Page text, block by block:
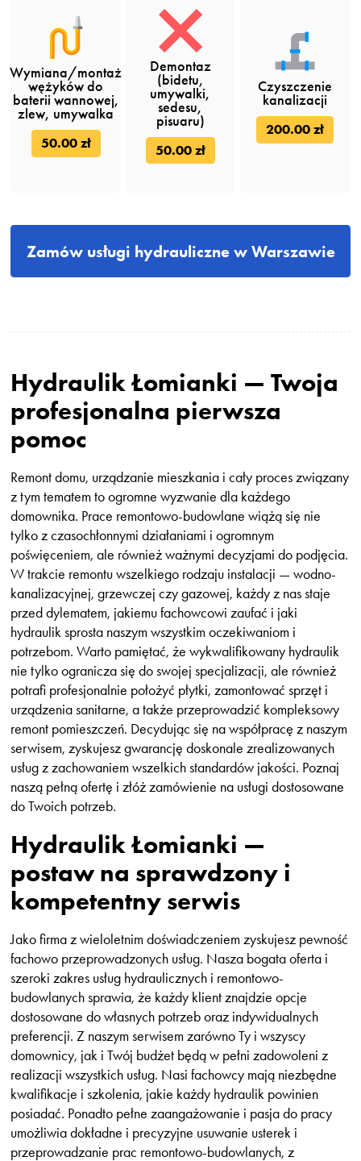
Wymiana/montaż
wężyków do
baterii wannowej,
zlew, umywalka
50.00 zł
Demontaz
(bidetu,
umywalki,
sedesu,
pisuaru)
50.00 zł
Czyszczenie
kanalizacji
200.00 zł
Zamów usługi hydrauliczne w Warszawie
Hydraulik Łomianki — Twoja
profesjonalna pierwsza
pomoc
Remont domu, urządzanie mieszkania i cały proces związany
z tym tematem to ogromne wyzwanie dla każdego
domownika. Prace remontowo-budowlane wiążą się nie
tylko z czasochłonnymi działaniami i ogromnym
poświęceniem, ale również ważnymi decyzjami do podjęcia.
W trakcie remontu wszelkiego rodzaju instalacji — wodno-
kanalizacyjnej, grzewczej czy gazowej, każdy z nas staje
przed dylematem, jakiemu fachowcowi zaufać i jaki
hydraulik sprosta naszym wszystkim oczekiwaniom i
potrzebom. Warto pamiętać, że wykwalifikowany hydraulik
nie tylko ogranicza się do swojej specjalizacji, ale również
potrafi profesjonalnie położyć płytki, zamontować sprzęt i
urządzenia sanitarne, a także przeprowadzić kompleksowy
remont pomieszczeń. Decydując się na współpracę z naszym
serwisem, zyskujesz gwarancję doskonale zrealizowanych
usług z zachowaniem wszelkich standardów jakości. Poznaj
naszą pełną ofertę i złóż zamówienie na usługi dostosowane
do Twoich potrzeb.
Hydraulik Łomianki —
postaw na sprawdzony i
kompetentny serwis
Jako firma z wieloletnim doświadczeniem zyskujesz pewność
fachowo przeprowadzonych usług. Nasza bogata oferta i
szeroki zakres usług hydraulicznych i remontowo-
budowlanych sprawia, że każdy klient znajdzie opcje
dostosowane do własnych potrzeb oraz indywidualnych
preferencji. Z naszym serwisem zarówno Ty i wszyscy
domownicy, jak i Twój budżet będą w pełni zadowoleni z
realizacji wszystkich usług. Nasi fachowcy mają niezbędne
kwalifikacje i szkolenia, jakie każdy hydraulik powinien
posiadać. Ponadto pełne zaangażowanie i pasja do pracy
umożliwia dokładne i precyzyjne usuwanie usterek i
przeprowadzanie prac remontowo-budowlanych, z